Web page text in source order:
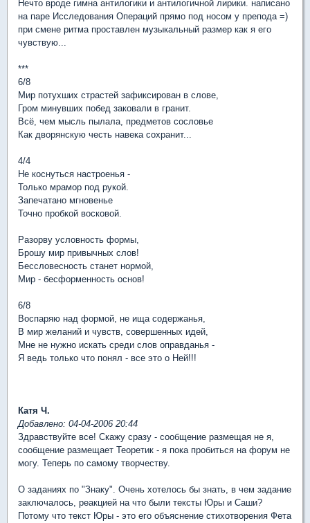
Нечто вроде гимна антилогики и антилогичной лирики. написано
на паре Исследования Операций прямо под носом у препода =)
при смене ритма проставлен музыкальный размер как я его
чувствую...
***
6/8
Мир потухших страстей зафиксирован в слове,
Гром минувших побед заковали в гранит.
Всё, чем мысль пылала, предметов сословье
Как дворянскую честь навека сохранит...
4/4
Не коснуться настроенья -
Только мрамор под рукой.
Запечатано мгновенье
Точно пробкой восковой.
Разорву условность формы,
Брошу мир привычных слов!
Бессловесность станет нормой,
Мир - бесформенность основ!
6/8
Воспаряю над формой, не ища содержанья,
В мир желаний и чувств, совершенных идей,
Мне не нужно искать среди слов оправданья -
Я ведь только что понял - все это о Ней!!!
Катя Ч.
Добавлено: 04-04-2006 20:44
Здравствуйте все! Скажу сразу - сообщение размещая не я,
сообщение размещает Теоретик - я пока пробиться на форум не
могу. Теперь по самому творчеству.
О заданиях по "Знаку". Очень хотелось бы знать, в чем задание
заключалось, реакцией на что были тексты Юры и Саши?
Потому что текст Юры - это его объяснение стихотворения Фета